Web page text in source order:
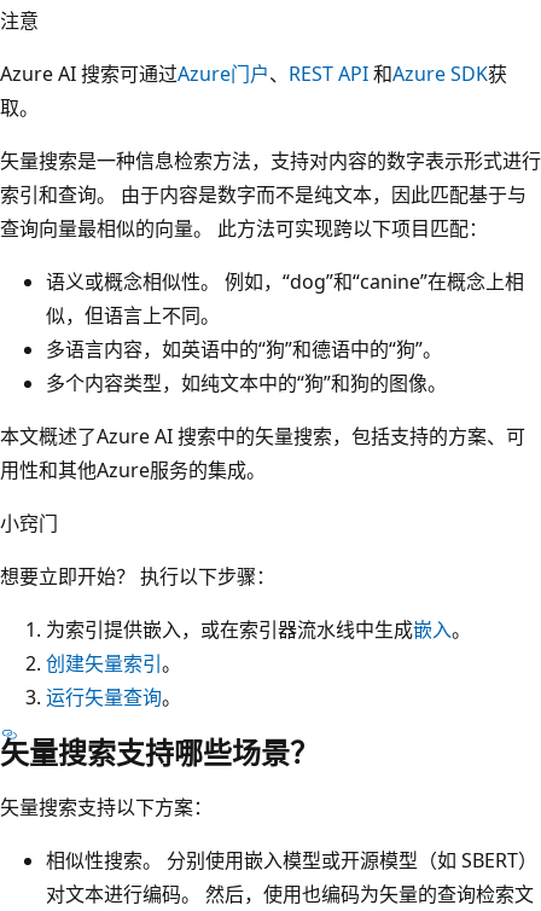
注意
Azure AI 搜索可通过Azure门户、 REST API和Azure SDK获
取。
矢量搜索是一种信息检索方法，支持对内容的数字表示形式进行
索引和查询。 由于内容是数字而不是纯文本，因此匹配基于与
查询向量最相似的向量。 此方法可实现跨以下项目匹配：
语义或概念相似性。 例如，“dog”和“canine”在概念上相
似，但语言上不同。
多语言内容，如英语中的“狗”和德语中的“狗”。
多个内容类型，如纯文本中的“狗”和狗的图像。
本文概述了Azure AI 搜索中的矢量搜索，包括支持的方案、可
用性和其他Azure服务的集成。
小窍门
想要立即开始？ 执行以下步骤：
为索引提供嵌入，或在索引器流水线中生成嵌入。
创建矢量索引。
运行矢量查询。
矢量搜索支持哪些场景？
矢量搜索支持以下方案：
相似性搜索。 分别使用嵌入模型或开源模型（如 SBERT）
对文本进行编码。 然后，使用也编码为矢量的查询检索文